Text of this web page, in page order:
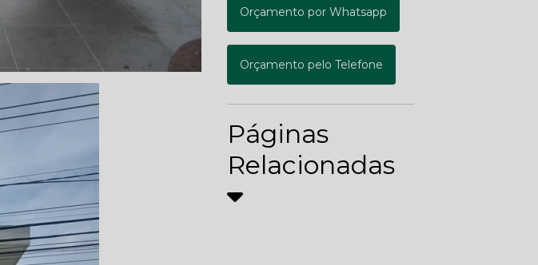
Orçamento por Whatsapp
Orçamento pelo Telefone
Páginas
Relacionadas